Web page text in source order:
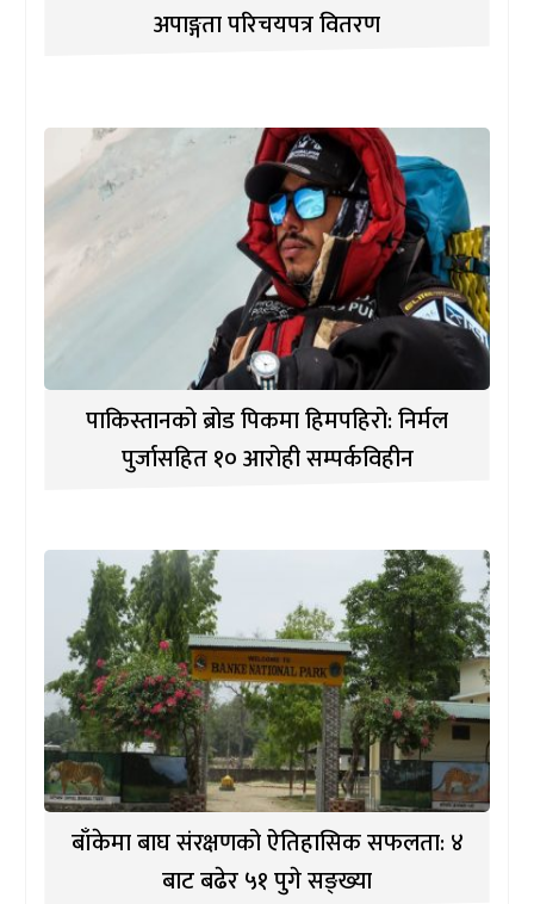
अपाङ्गता परिचयपत्र वितरण
पाकिस्तानको ब्रोड पिकमा हिमपहिरो: निर्मल
पुर्जासहित १० आरोही सम्पर्कविहीन
बाँकेमा बाघ संरक्षणको ऐतिहासिक सफलता: ४
बाट बढेर ५१ पुगे सङ्ख्या